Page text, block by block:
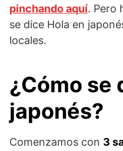
pinchando aquí. Pero
se dice Hola en
locales.
¿Cómo se
japonés?
Comenzamos con 3